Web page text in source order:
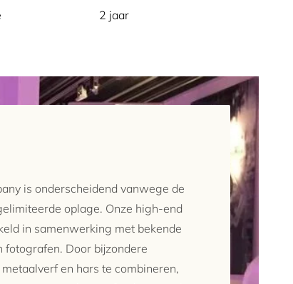
2 jaar
is onderscheidend vanwege de
oplage. Onze high-end
in samenwerking met bekende
fotografen. Door bijzondere
en hars te combineren,